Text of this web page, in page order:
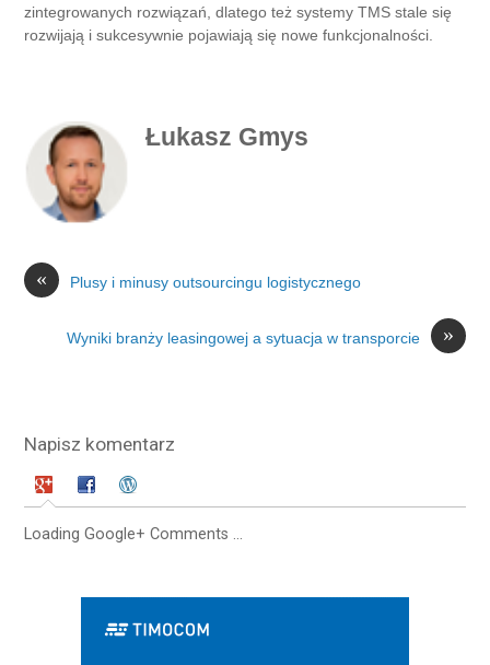
zintegrowanych rozwiązań, dlatego też systemy TMS stale się
rozwijają i sukcesywnie pojawiają się nowe funkcjonalności.
Łukasz Gmys
« Plusy i minusy outsourcingu logistycznego
»
Wyniki branży leasingowej a sytuacja w transporcie
Napisz komentarz
Loading Google+ Comments ...